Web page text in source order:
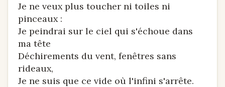
Je ne veux plus toucher ni toiles ni
pinceaux :
Je peindrai sur le ciel qui s'échoue dans
ma tête
Déchirements du vent, fenêtres sans
rideaux,
Je ne suis que ce vide où l'infini s'arrête.